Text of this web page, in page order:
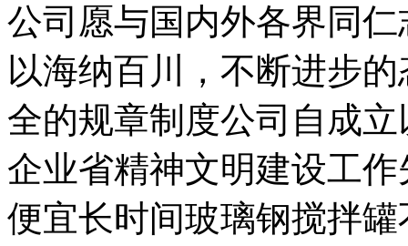
公司愿与国内外各界同
以海纳百川，不断进步
全的规章制度公司自成
企业省精神文明建设工
便宜长时间玻璃钢搅拌